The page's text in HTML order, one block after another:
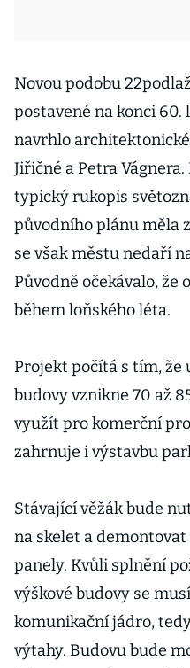
Novou podobu
postavené na konci
navrhlo
Jiřičné a Petra
typický rukopis
původního plánu měla
se však městu nedaří
Původně očekávalo, že
během loňského léta.
Projekt počítá s tím,
budovy vznikne 70 až
využít pro komerční
zahrnuje i výstavbu
Stávající věžák bude
na skelet a demontovat
panely. Kvůli splnění
výškové budovy se
komunikační jádro,
výtahy. Budovu bude